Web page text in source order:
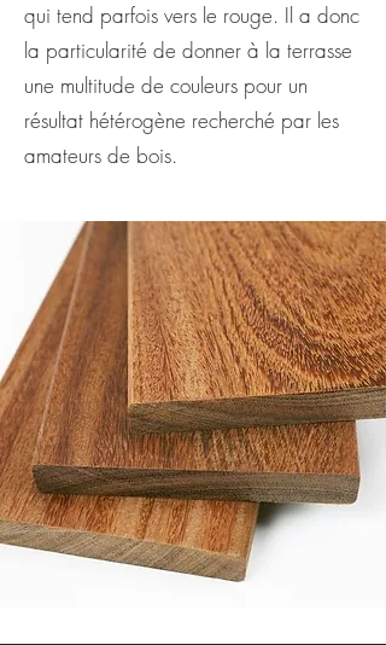
qui tend parfois vers le rouge. Il a donc
la particularité de donner à la terrasse
une multitude de couleurs pour un
résultat hétérogène recherché par les
amateurs de bois.